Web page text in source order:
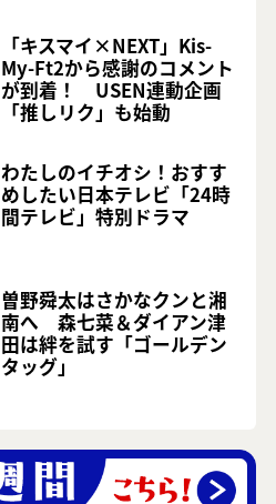
「キスマイ×NEXT」Kis-
My-Ft2から感謝のコメント
が到着！ USEN連動企画
「推しリク」も始動
わたしのイチオシ！おすす
めしたい日本テレビ「24時
間テレビ」特別ドラマ
曽野舜太はさかなクンと湘
南へ 森七菜＆ダイアン津
田は絆を試す「ゴールデン
タッグ」